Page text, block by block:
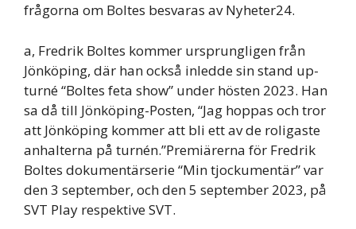
frågorna om Boltes besvaras av Nyheter24.
a, Fredrik Boltes kommer ursprungligen från
Jönköping, där han också inledde sin stand up-
turné “Boltes feta show” under hösten 2023. Han
sa då till Jönköping-Posten, “Jag hoppas och tror
att Jönköping kommer att bli ett av de roligaste
anhalterna på turnén.”Premiärerna för Fredrik
Boltes dokumentärserie “Min tjockumentär” var
den 3 september, och den 5 september 2023, på
SVT Play respektive SVT.